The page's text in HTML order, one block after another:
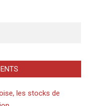
les stocks de